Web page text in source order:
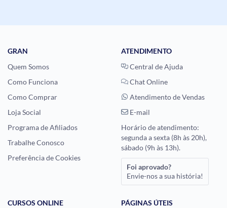
GRAN
Quem Somos
Como Funciona
Como Comprar
Loja Social
Programa de Afiliados
Trabalhe Conosco
Preferência de Cookies
ATENDIMENTO
Central de Ajuda
Chat Online
Atendimento de Vendas
E-mail
Horário de atendimento:
segunda a sexta (8h às 20h),
sábado (9h às 13h).
Foi aprovado?
Envie-nos a sua história!
CURSOS ONLINE
PÁGINAS ÚTEIS